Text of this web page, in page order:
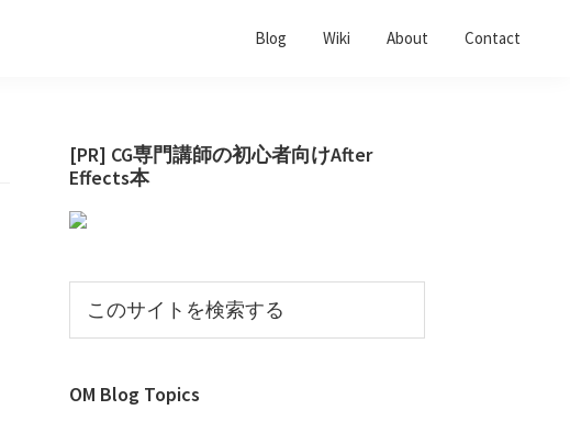
Blog Wiki About Contact
最
初
の
イ
ド
ー
[PR] CG専門講師の初心者向けAfter
Effects本
ト
OM Blog Topics